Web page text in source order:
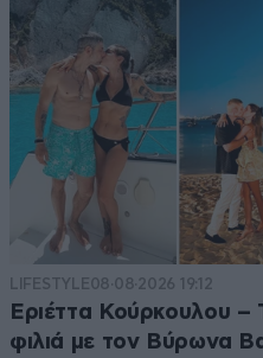
LIFESTYLE08·08·2026 19:12
Εριέττα Κούρκουλου –
φιλιά με τον Βύρωνα